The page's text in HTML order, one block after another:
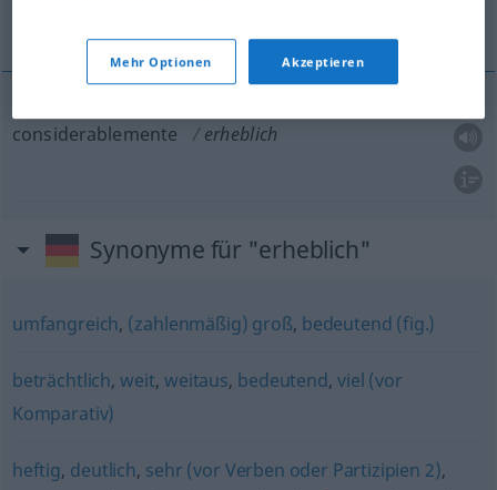
considerablemente erheblich
Synonyme für "erheblich"
umfangreich, (zahlenmäßig) groß, bedeutend (fig.)
beträchtlich,weit, weitaus, bedeutend, viel (vor
Komparativ)
heftig, deutlich, sehr (vor Verben oder Partizipien 2),
Mehr Optionen Akzeptieren